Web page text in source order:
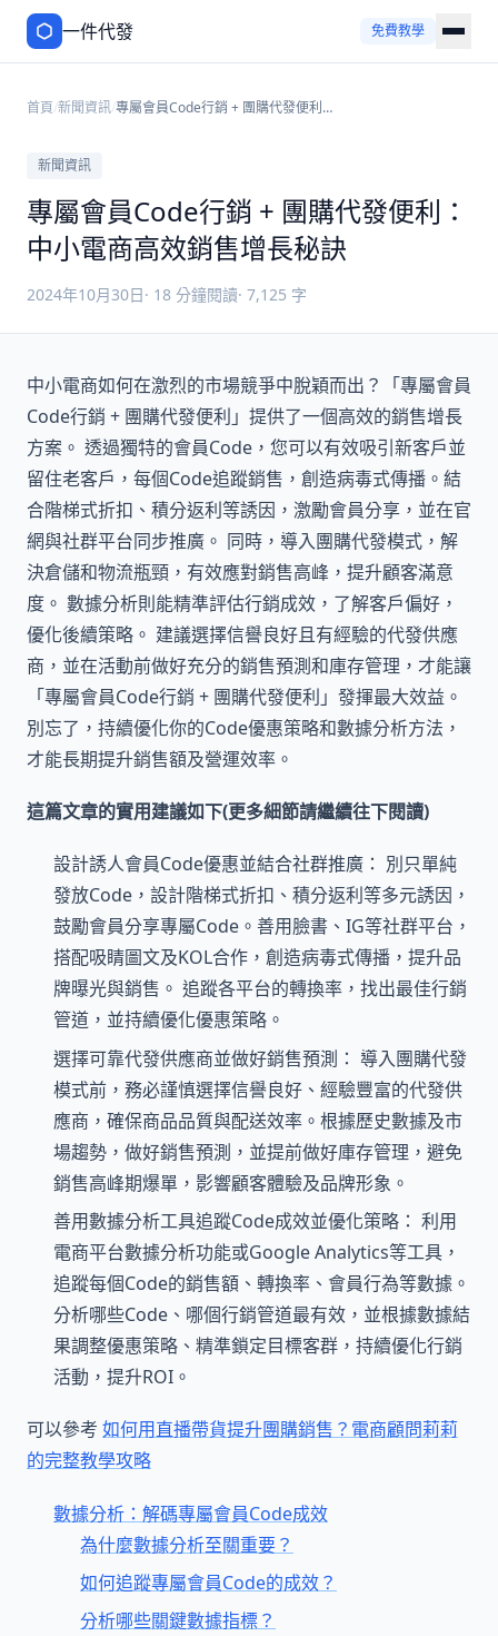
一件代發 免費教學
首頁/新聞資訊/專屬會員Code行銷 + 團購代發便利：
新聞資訊
專屬會員Code行銷 + 團購代發便利：
中小電商高效銷售增長秘訣
2024年10月30日· 18 分鐘閱讀· 7,125 字
中小電商如何在激烈的市場競爭中脫穎而出？「專屬會員
Code行銷 + 團購代發便利」提供了一個高效的銷售增長
方案。 透過獨特的會員Code，您可以有效吸引新客戶並
留住老客戶，每個Code追蹤銷售，創造病毒式傳播。結
合階梯式折扣、積分返利等誘因，激勵會員分享，並在官
網與社群平台同步推廣。 同時，導入團購代發模式，解
決倉儲和物流瓶頸，有效應對銷售高峰，提升顧客滿意
度。 數據分析則能精準評估行銷成效，了解客戶偏好，
優化後續策略。 建議選擇信譽良好且有經驗的代發供應
商，並在活動前做好充分的銷售預測和庫存管理，才能讓
「專屬會員Code行銷 + 團購代發便利」發揮最大效益。
別忘了，持續優化你的Code優惠策略和數據分析方法，
才能長期提升銷售額及營運效率。
這篇文章的實用建議如下(更多細節請繼續往下閱讀)
設計誘人會員Code優惠並結合社群推廣： 別只單純
發放Code，設計階梯式折扣、積分返利等多元誘因，
鼓勵會員分享專屬Code。善用臉書、IG等社群平台，
搭配吸睛圖文及KOL合作，創造病毒式傳播，提升品
牌曝光與銷售。 追蹤各平台的轉換率，找出最佳行銷
管道，並持續優化優惠策略。
選擇可靠代發供應商並做好銷售預測： 導入團購代發
模式前，務必謹慎選擇信譽良好、經驗豐富的代發供
應商，確保商品品質與配送效率。根據歷史數據及市
場趨勢，做好銷售預測，並提前做好庫存管理，避免
銷售高峰期爆單，影響顧客體驗及品牌形象。
善用數據分析工具追蹤Code成效並優化策略： 利用
電商平台數據分析功能或Google Analytics等工具，
追蹤每個Code的銷售額、轉換率、會員行為等數據。
分析哪些Code、哪個行銷管道最有效，並根據數據結
果調整優惠策略、精準鎖定目標客群，持續優化行銷
活動，提升ROI。
可以參考 如何用直播帶貨提升團購銷售？電商顧問莉莉
的完整教學攻略
數據分析：解碼專屬會員Code成效
為什麼數據分析至關重要？
如何追蹤專屬會員Code的成效？
分析哪些關鍵數據指標？